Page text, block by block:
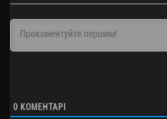
0 КОМЕНТАРІ